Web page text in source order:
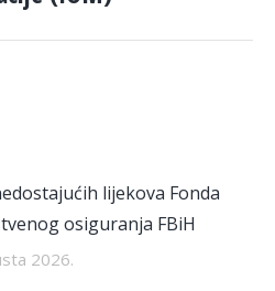
lijekova Fonda
osiguranja FBiH
2026.